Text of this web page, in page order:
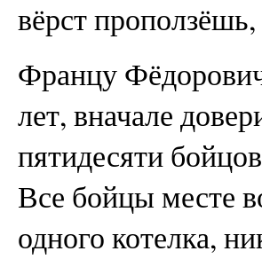
вёрст
Францу
лет, вначале
пятидесяти
Все бойцы месте
одного котелка,